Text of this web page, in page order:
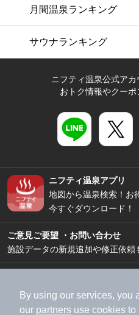
By using our services, you
our partners use cookies
月間温泉ランキング
サウナランキング
ニフティ温泉公式ア
おトク情報やクー
ニフティ温泉アプリ
地図から温泉検索！お
今すぐダウンロード！
ご意見ご要望 ・お問い合わせ
施設データの新規追加や修正依頼
加盟店募集（資料請求
利用規約
ライフスタ